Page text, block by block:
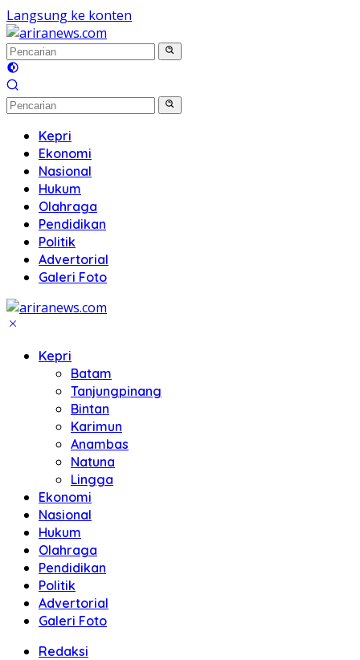
Langsung ke konten
Kepri
Ekonomi
Nasional
Hukum
Olahraga
Pendidikan
Politik
Advertorial
Galeri Foto
Kepri
Batam
Tanjungpinang
Bintan
Karimun
Anambas
Natuna
Lingga
Ekonomi
Nasional
Hukum
Olahraga
Pendidikan
Politik
Advertorial
Galeri Foto
Redaksi